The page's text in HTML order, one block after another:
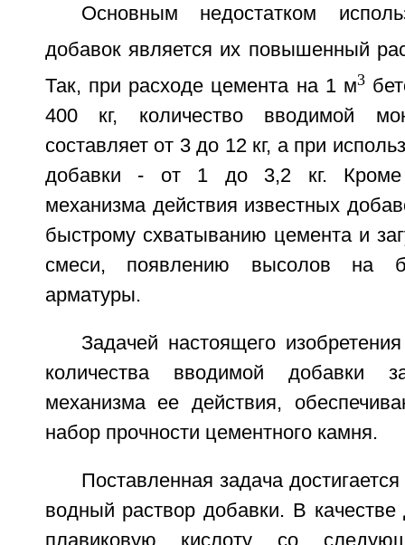
Основным недостатком
добавок является их повышенный
Так, при расходе цемента на 1 м3
400 кг, количество вводимой
составляет от 3 до 12 кг, а при
добавки - от 1 до 3,2 кг. Кроме
механизма действия известных
быстрому схватыванию цемента и
смеси, появлению высолов на
арматуры.
Задачей настоящего
количества вводимой добавки
механизма ее действия,
набор прочности цементного камня.
Поставленная задача
водный раствор добавки. В качестве